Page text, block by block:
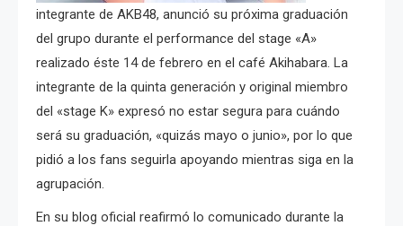
integrante de AKB48, anunció su próxima graduación
del grupo durante el performance del stage «A»
realizado éste 14 de febrero en el café Akihabara. La
integrante de la quinta generación y original miembro
del «stage K» expresó no estar segura para cuándo
será su graduación, «quizás mayo o junio», por lo que
pidió a los fans seguirla apoyando mientras siga en la
agrupación.
En su blog oficial reafirmó lo comunicado durante la